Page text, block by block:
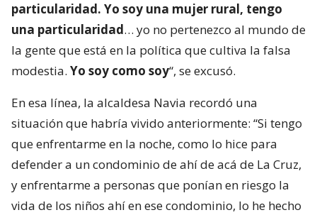
particularidad. Yo soy una mujer rural, tengo
una particularidad… yo no pertenezco al mundo de
la gente que está en la política que cultiva la falsa
modestia. Yo soy como soy“, se excusó.
En esa línea, la alcaldesa Navia recordó una
situación que habría vivido anteriormente: “Si tengo
que enfrentarme en la noche, como lo hice para
defender a un condominio de ahí de acá de La Cruz,
y enfrentarme a personas que ponían en riesgo la
vida de los niños ahí en ese condominio, lo he hecho